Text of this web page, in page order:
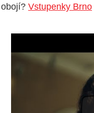
obojí? Vstupenky Brno